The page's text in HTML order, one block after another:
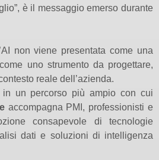
è il messaggio emerso durante
non viene presentata come una
uno strumento da progettare,
reale dell’azienda.
in un percorso più ampio con cui
accompagna PMI, professionisti e
consapevole di tecnologie
dati e soluzioni di intelligenza